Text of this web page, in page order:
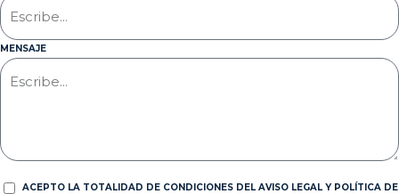
MENSAJE
ACEPTO LA TOTALIDAD DE CONDICIONES DEL AVISO LEGAL Y POLÍTICA DE